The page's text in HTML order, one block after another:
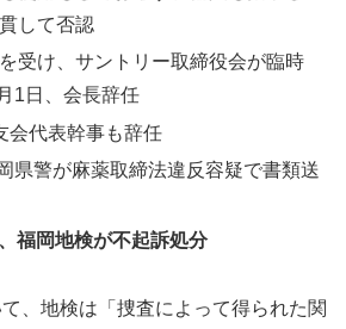
して否認
受け、サントリー取締役会が臨時
1日、会長辞任
会代表幹事も辞任
県警が麻薬取締法違反容疑で書類送
福岡地検が不起訴処分
、地検は「捜査によって得られた関